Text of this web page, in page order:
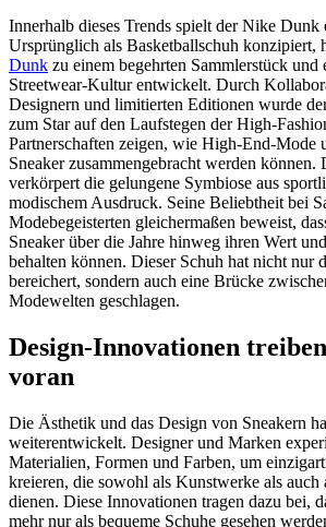
Innerhalb dieses Trends spielt der Nike Dunk
Ursprünglich als Basketballschuh konzipiert,
Dunk zu einem begehrten Sammlerstück und
Streetwear-Kultur entwickelt. Durch
Designern und limitierten Editionen wurde
zum Star auf den Laufstegen der High-
Partnerschaften zeigen, wie High-End-Mode
Sneaker zusammengebracht werden
verkörpert die gelungene Symbiose aus
modischem Ausdruck. Seine Beliebtheit bei
Modebegeisterten gleichermaßen beweist,
Sneaker über die Jahre hinweg ihren Wert
behalten können. Dieser Schuh hat nicht nur
bereichert, sondern auch eine Brücke
Modewelten geschlagen.
Design-Innovationen
voran
Die Ästhetik und das Design von Sneakern
weiterentwickelt. Designer und Marken
Materialien, Formen und Farben, um
kreieren, die sowohl als Kunstwerke als auch
dienen. Diese Innovationen tragen dazu bei,
mehr nur als bequeme Schuhe gesehen